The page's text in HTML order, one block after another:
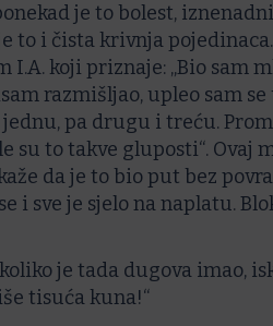
je to bolest,
to i čista krivnja
I.A. koji priznaje: „Bio sam
razmišljao, upleo sam
pa drugu i treću.
su to takve gluposti“. Ovaj
da je to bio put bez
i sve je sjelo na naplatu.
je tada dugova imao,
tisuća kuna!“